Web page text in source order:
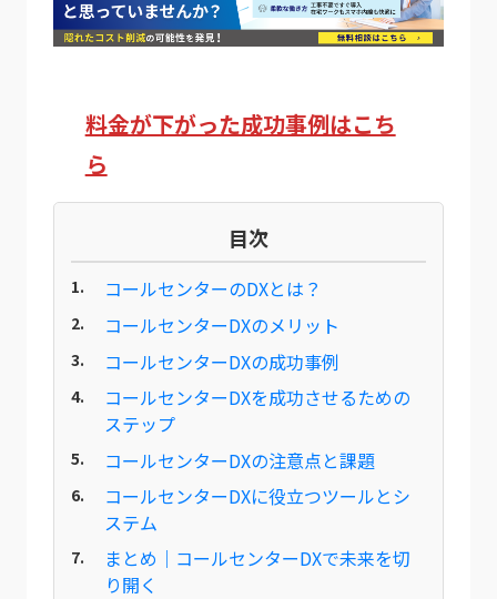
料金が下がった成功事例はこち
ら
目次
コールセンターのDXとは？
コールセンターDXのメリット
コールセンターDXの成功事例
コールセンターDXを成功させるための
ステップ
コールセンターDXの注意点と課題
コールセンターDXに役立つツールとシ
ステム
まとめ｜コールセンターDXで未来を切
り開く